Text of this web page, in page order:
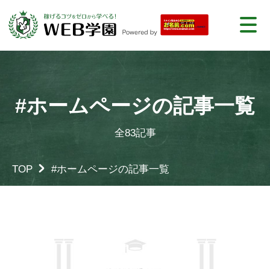
#ホームページの記事一覧
全83記事
TOP #ホームページの記事一覧